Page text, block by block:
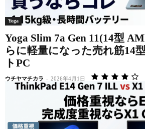
Yoga
Yoga Slim 7a Gen 11(14型
らに軽量になった売れ筋14
トPC
ウチヤマチカラ - 2026年4月1日